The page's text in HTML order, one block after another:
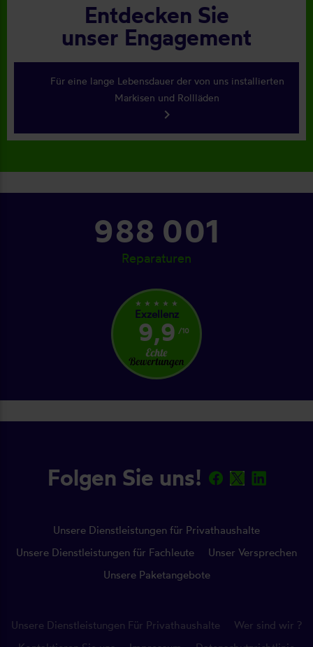
Entdecken Sie
unser Engagement
Für eine lange Lebensdauer der von uns installierten
Markisen und Rollläden
keyboard_arrow_right
1 046 001
Reparaturen
star_rate star_rate star_rate star_rate star_rate
Exzellenz
9,9 /10
Folgen Sie uns!
Unsere Dienstleistungen für Privathaushalte
Unsere Dienstleistungen für Fachleute
Unser Versprechen
Unsere Paketangebote
Unsere Dienstleistungen Für Privathaushalte
Wer sind wir ?